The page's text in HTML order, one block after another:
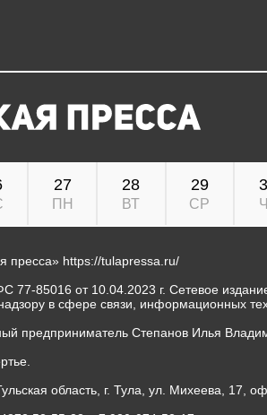
27
ПН
28
ВТ
29
СР
пресса» https://tulapressa.ru/
77-85016 от 10.04.2023 г. Сетевое
в сфере связи, информационных
предприниматель Степанов Илья
область, г. Тула, ул. Михеева, 17,